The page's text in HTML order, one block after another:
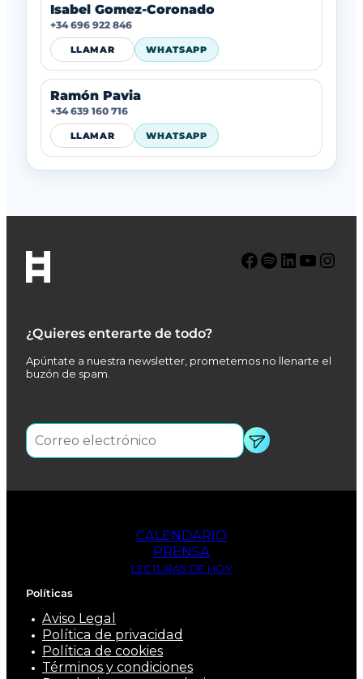
Isabel Gomez-Coronado
+34 696 922 846
LLAMAR WHATSAPP
Ramón Pavia
+34 639 160 716
LLAMAR WHATSAPP
¿Quieres enterarte de todo?
Apúntate a nuestra newsletter, prometemos no llenarte el
buzón de spam.
Facebook Spotify LinkedIn YouTube Instagram
CALENDARIO
PRENSA
LECTURAS DE HOY
Políticas
Aviso Legal
Política de privacidad
Política de cookies
Términos y condiciones